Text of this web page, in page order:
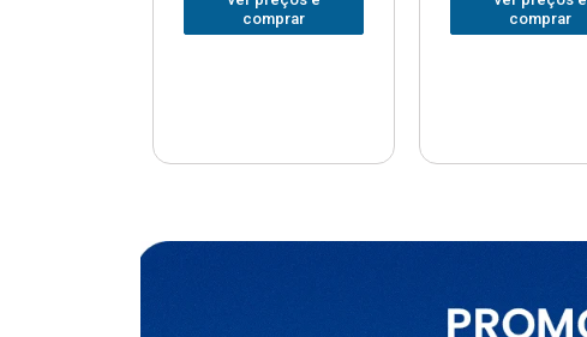
comprar
ver preços e
comprar